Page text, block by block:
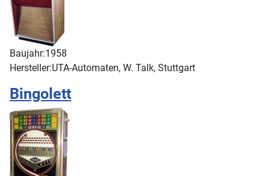
Baujahr:1958
Hersteller:UTA-Automaten, W. Talk, Stuttgart
Bingolett